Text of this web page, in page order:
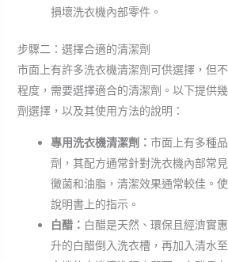
損壞洗衣機內部零件。
步驟二：選擇合適的清潔劑
市面上有許多洗衣機清潔劑可供選擇，但
程度，需要選擇適合的清潔劑。以下提供
劑選擇，以及其使用方法的說明：
專用洗衣機清潔劑： 市面上有多種
劑，其配方通常針對洗衣機內部常
黴菌和油脂，清潔效果通常較佳。
說明書上的指示。
白醋： 白醋是天然、環保且經濟實
升的白醋倒入洗衣槽，再加入清水